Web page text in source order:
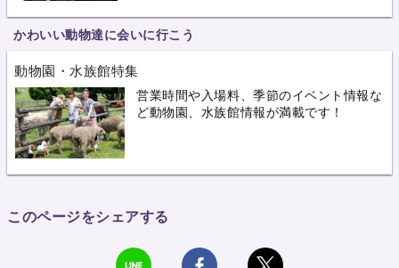
かわいい動物達に会いに行こう
動物園・水族館特集
営業時間や入場料、季節のイベント情報な
ど動物園、水族館情報が満載です！
このページをシェアする